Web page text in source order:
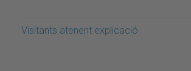
Visitants atenent explicació